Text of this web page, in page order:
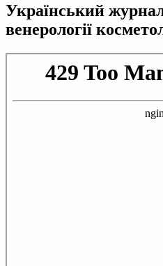
Український журнал
венерології